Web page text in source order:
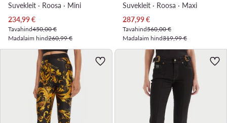
Suvekleit · Roosa · Mini
Praegune hind
234,99€
Tavahind450,00 €
Madalaim hind260,99 €
Suvekleit · Roosa · Maxi
Praegune hind
287,99€
Tavahind560,00 €
Madalaim hind319,99 €